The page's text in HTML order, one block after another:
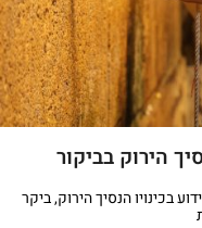
הירוק בביקור
בכינויו הנסיך הירוק, ביקר